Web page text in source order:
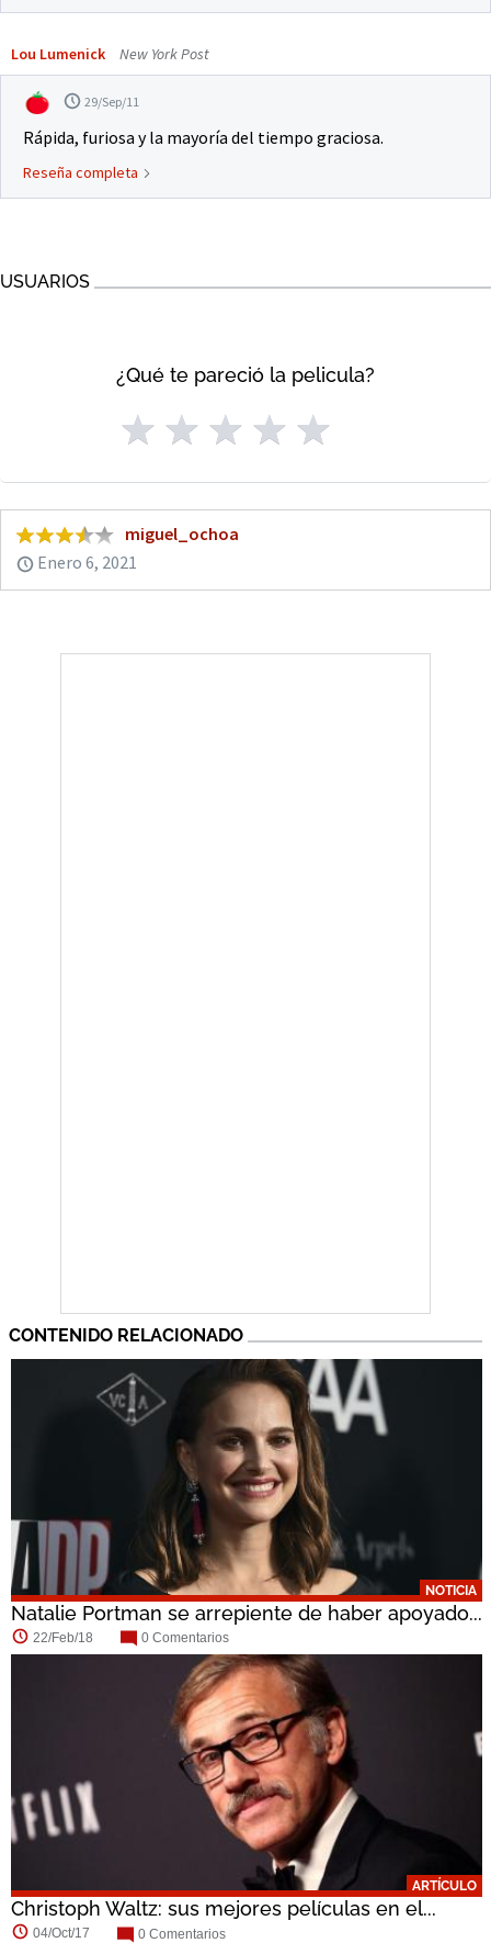
Lou Lumenick New York Post
29/Sep/11
Rápida, furiosa y la mayoría del tiempo graciosa.
Reseña completa
USUARIOS
¿Qué te pareció la pelicula?
miguel_ochoa
Enero 6, 2021
CONTENIDO RELACIONADO
NOTICIA
Natalie Portman se arrepiente de haber apoyado...
22/Feb/18 0 Comentarios
ARTÍCULO
Christoph Waltz: sus mejores películas en el...
04/Oct/17 0 Comentarios